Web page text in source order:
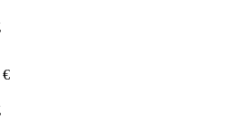
€